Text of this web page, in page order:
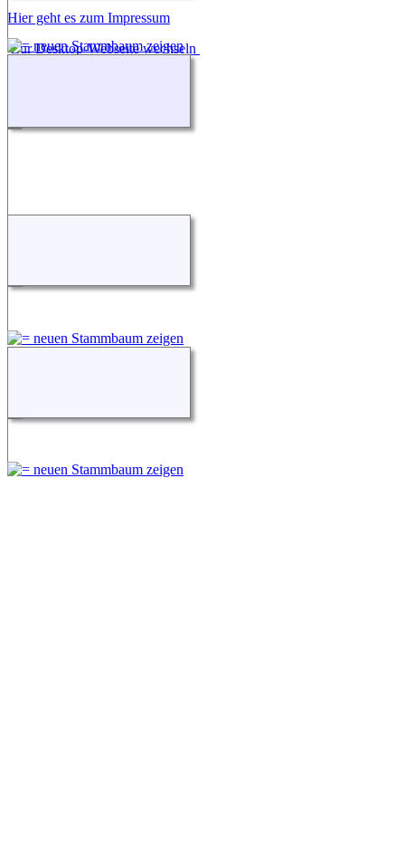
Hier geht es zum Impressum
Zur Desktop-Webseite wechseln